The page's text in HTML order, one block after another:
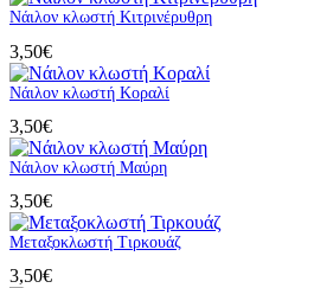
Νάιλον κλωστή Κιτρινέρυθρη
3,50€
Νάιλον κλωστή Κοραλί
3,50€
Νάιλον κλωστή Μαύρη
3,50€
Μεταξοκλωστή Τιρκουάζ
3,50€